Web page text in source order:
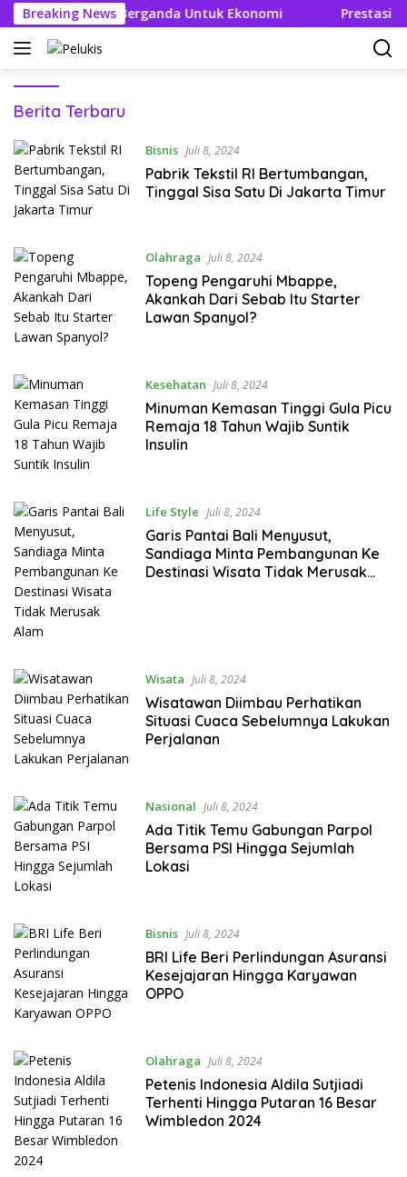
Langsung
ke
konten
Breaking News
Efek Berganda Untuk Ekonomi Prestasi
Pelukis
Berita Terbaru
Bisnis Juli 8, 2024
Pabrik Tekstil RI Bertumbangan,
Tinggal Sisa Satu Di Jakarta Timur
Olahraga Juli 8, 2024
Topeng Pengaruhi Mbappe,
Akankah Dari Sebab Itu Starter
Lawan Spanyol?
Kesehatan Juli 8, 2024
Minuman Kemasan Tinggi Gula Picu
Remaja 18 Tahun Wajib Suntik
Insulin
Life Style Juli 8, 2024
Garis Pantai Bali Menyusut,
Sandiaga Minta Pembangunan Ke
Destinasi Wisata Tidak Merusak
Wisata Juli 8, 2024
Wisatawan Diimbau Perhatikan
Situasi Cuaca Sebelumnya Lakukan
Perjalanan
Nasional Juli 8, 2024
Ada Titik Temu Gabungan Parpol
Bersama PSI Hingga Sejumlah
Lokasi
Bisnis Juli 8, 2024
BRI Life Beri Perlindungan Asuransi
Kesejajaran Hingga Karyawan
OPPO
Olahraga Juli 8, 2024
Petenis Indonesia Aldila Sutjiadi
Terhenti Hingga Putaran 16 Besar
Wimbledon 2024